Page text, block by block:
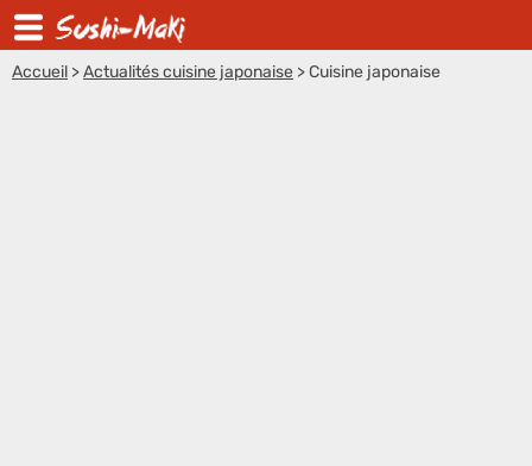
Accueil >Actualités cuisine japonaise >Cuisine japonaise